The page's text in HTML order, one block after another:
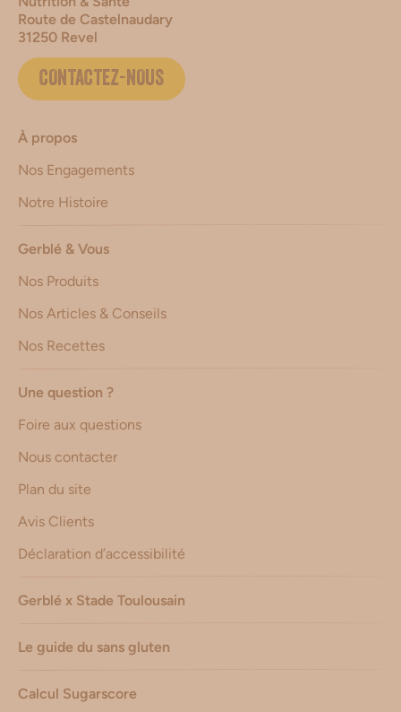
Route de Castelnaudary
31250 Revel
CONTACTEZ-NOUS
À propos
Nos Engagements
Notre Histoire
Gerblé & Vous
Nos Produits
Nos Articles & Conseils
Nos Recettes
Une question ?
Foire aux questions
Nous contacter
Plan du site
Avis Clients
Déclaration d’accessibilité
Gerblé x Stade Toulousain
Le guide du sans gluten
Calcul Sugarscore